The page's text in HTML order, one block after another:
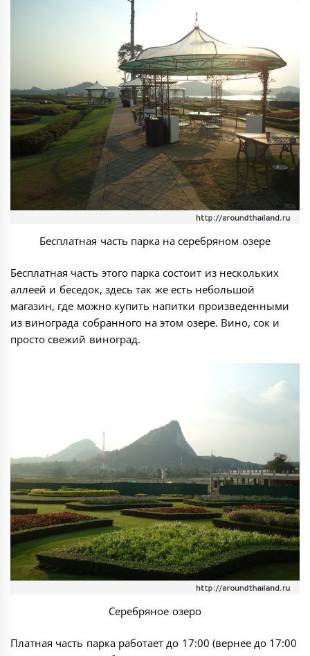
Бесплатная часть парка на серебряном озере
Бесплатная часть этого парка состоит из нескольких
аллеей и беседок, здесь так же есть небольшой
магазин, где можно купить напитки произведенными
из винограда собранного на этом озере. Вино, сок и
просто свежий виноград.
Серебряное озеро
Платная часть парка работает до 17:00 (вернее до 17:00